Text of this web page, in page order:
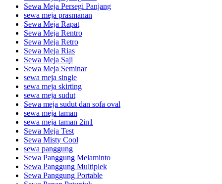
Sewa Meja Persegi Panjang
sewa meja prasmanan
Sewa Meja Rapat
Sewa Meja Rentro
Sewa Meja Retro
Sewa Meja Rias
Sewa Meja Saji
Sewa Meja Seminar
sewa meja single
sewa meja skirting
sewa meja sudut
Sewa meja sudut dan sofa oval
sewa meja taman
sewa meja taman 2in1
Sewa Meja Test
Sewa Misty Cool
sewa panggung
Sewa Panggung Melaminto
Sewa Panggung Multiplek
Sewa Panggung Portable